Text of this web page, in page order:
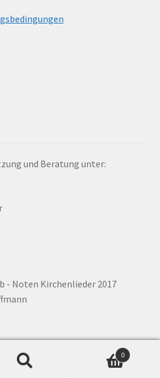
und Beratung unter:
Noten Kirchenlieder 2017
0